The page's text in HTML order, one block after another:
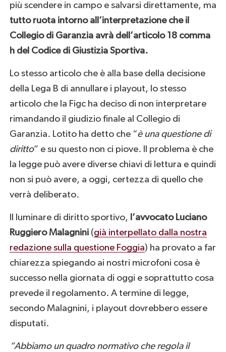
più scendere in campo e salvarsi direttamente, ma
tutto ruota intorno all’interpretazione che il
Collegio di Garanzia avrà dell’articolo 18 comma
h del Codice di Giustizia Sportiva.
Lo stesso articolo che è alla base della decisione
della Lega B di annullare i playout, lo stesso
articolo che la Figc ha deciso di non interpretare
rimandando il giudizio finale al Collegio di
Garanzia. Lotito ha detto che “è una questione di
diritto” e su questo non ci piove. Il problema è che
la legge può avere diverse chiavi di lettura e quindi
non si può avere, a oggi, certezza di quello che
verrà deliberato.
Il luminare di diritto sportivo, l’avvocato Luciano
Ruggiero Malagnini(già interpellato dalla nostra
redazione sulla questione Foggia) ha provato a far
chiarezza spiegando ai nostri microfoni cosa è
successo nella giornata di oggi e soprattutto cosa
prevede il regolamento. A termine di legge,
secondo Malagnini, i playout dovrebbero essere
disputati.
“Abbiamo un quadro normativo che regola il